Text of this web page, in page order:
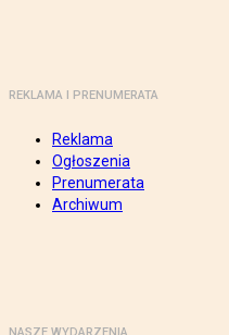
REKLAMA I PRENUMERATA
Reklama
Ogłoszenia
Prenumerata
Archiwum